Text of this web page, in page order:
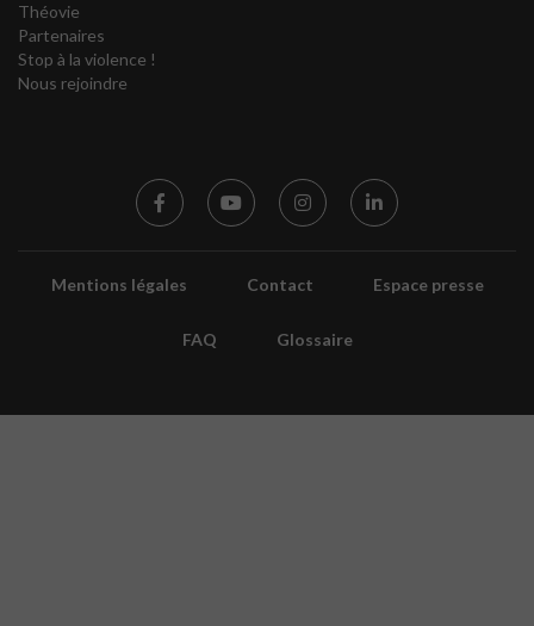
Théovie
Partenaires
Stop à la violence !
Nous rejoindre
Mentions légales Contact Espace presse
FAQ Glossaire